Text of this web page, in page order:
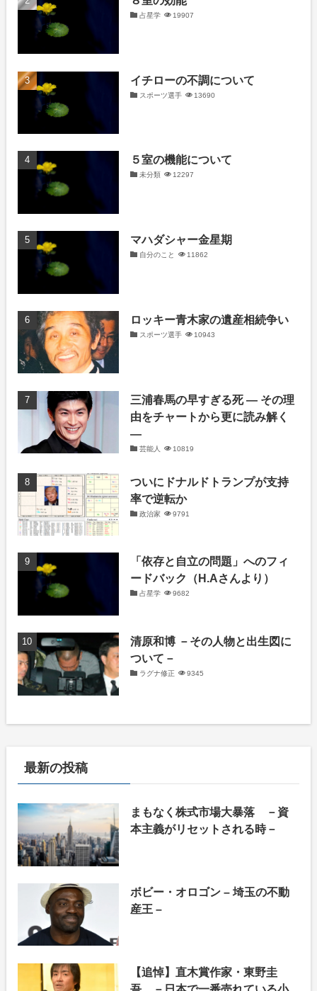
占星学 19907
イチローの不調について
スポーツ選手 13690
５室の機能について
未分類 12297
マハダシャー金星期
自分のこと 11862
ロッキー青木家の遺産相続争い
スポーツ選手 10943
三浦春馬の早すぎる死 ― その理
由をチャートから更に読み解く
―
芸能人 10819
ついにドナルドトランプが支持
率で逆転か
政治家 9791
「依存と自立の問題」へのフィ
ードバック（H.Aさんより）
占星学 9682
清原和博 －その人物と出生図に
ついて－
ラグナ修正 9345
最新の投稿
まもなく株式市場大暴落 －資
本主義がリセットされる時－
ボビー・オロゴン – 埼玉の不動
産王 –
【追悼】直木賞作家・東野圭